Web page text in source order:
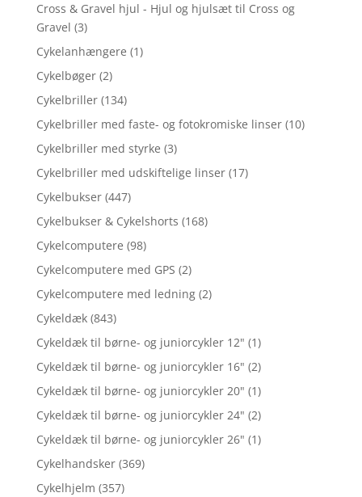
Cross & Gravel hjul - Hjul og hjulsæt til Cross og
Gravel (3)
Cykelanhængere (1)
Cykelbøger (2)
Cykelbriller (134)
Cykelbriller med faste- og fotokromiske linser (10)
Cykelbriller med styrke (3)
Cykelbriller med udskiftelige linser (17)
Cykelbukser (447)
Cykelbukser & Cykelshorts (168)
Cykelcomputere (98)
Cykelcomputere med GPS (2)
Cykelcomputere med ledning (2)
Cykeldæk (843)
Cykeldæk til børne- og juniorcykler 12" (1)
Cykeldæk til børne- og juniorcykler 16" (2)
Cykeldæk til børne- og juniorcykler 20" (1)
Cykeldæk til børne- og juniorcykler 24" (2)
Cykeldæk til børne- og juniorcykler 26" (1)
Cykelhandsker (369)
Cykelhjelm (357)